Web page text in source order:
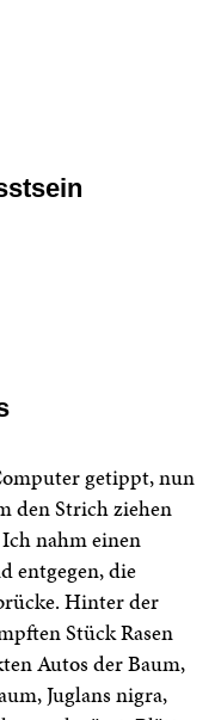
getippt, nun
den Strich ziehen
nahm einen
entgegen, die
Hinter der
Stück Rasen
Autos der Baum,
Juglans nigra,